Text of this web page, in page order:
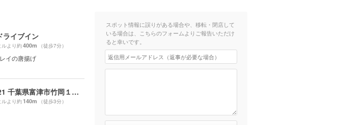
ライブイン
ルより約400m （徒歩7分）
イの唐揚げ
〒299-1621 千葉県富津市竹岡１７５
ルより約140m （徒歩3分）
スポット情報に誤りがある場合や、移転・閉店して
いる場合は、こちらのフォームよりご報告いただけ
ると幸いです。